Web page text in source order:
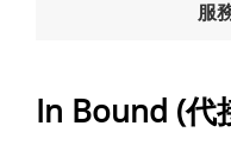
服
In Bound (代